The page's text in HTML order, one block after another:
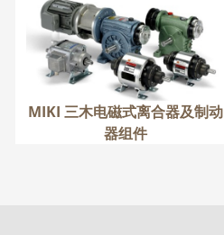
MIKI 三木电磁式离合器及制动
器组件
动器组件
更多